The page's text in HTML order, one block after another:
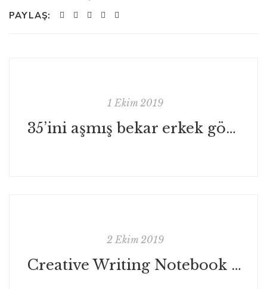
PAYLAŞ:
1 Ekim 2019
35’ini aşmış bekar erkek görürseniz kaçın!
2 Ekim 2019
Creative Writing Notebook is now at discount